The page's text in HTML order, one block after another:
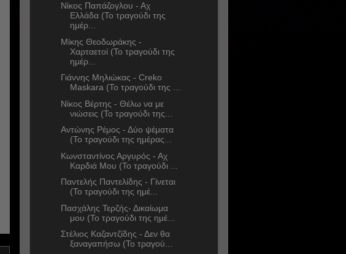
Νίκος Παπάζογλου - Αχ
Ελλάδα (Το τραγούδι της
ημέρ...
Μίκης Θεοδωράκης -
Χαρταετοί (Το τραγούδι της
ημέρ...
Γιάννης Μηλιώκας - Creko
Maskara (Το τραγούδι της ...
Νίκος Βέρτης - Θέλω να με
νιώσεις (Το τραγούδι της...
Αντώνης Ρέμος - Δύο ψέματα
(Το τραγούδι της ημέρας...
Κωνσταντίνος Αργυρός - Αχ
Καρδιά Μου (Το τραγούδι ...
Παντελής Παντελίδης - Γίνεται
(Το τραγούδι της ημέ...
Πασχάλης Τερζής- Δικαίωμα
μου (Το τραγούδι της ημέ...
Στέλιος Καζαντζίδης - Δεν θα
ξαναγαπήσω (Το τραγού...